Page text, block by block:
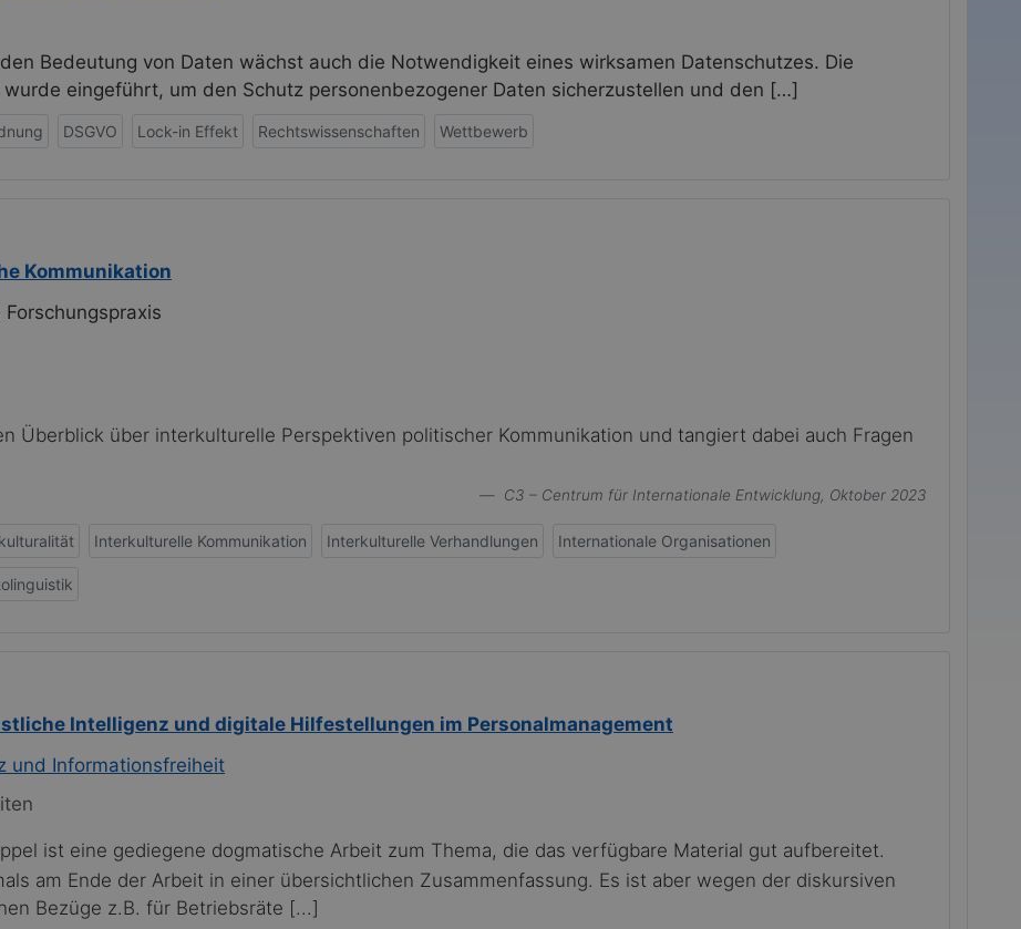
Bedeutung von Daten wächst auch die Notwendigkeit eines wirksamen Datenschutzes. Die
eingeführt, um den Schutz personenbezogener Daten sicherzustellen und den […]
DSGVO Lock-in Effekt Rechtswissenschaften Wettbewerb
Kommunikation
Überblick über interkulturelle Perspektiven politischer Kommunikation und tangiert dabei auch Fragen
C3 – Centrum für Internationale Entwicklung, Oktober 2023
Interkulturelle Kommunikation Interkulturelle Verhandlungen Internationale Organisationen
Intelligenz und digitale Hilfestellungen im Personalmanagement
und Informationsfreiheit
ist eine gediegene dogmatische Arbeit zum Thema, die das verfügbare Material gut aufbereitet.
am Ende der Arbeit in einer übersichtlichen Zusammenfassung. Es ist aber wegen der diskursiven
Bezüge z.B. für Betriebsräte [...]